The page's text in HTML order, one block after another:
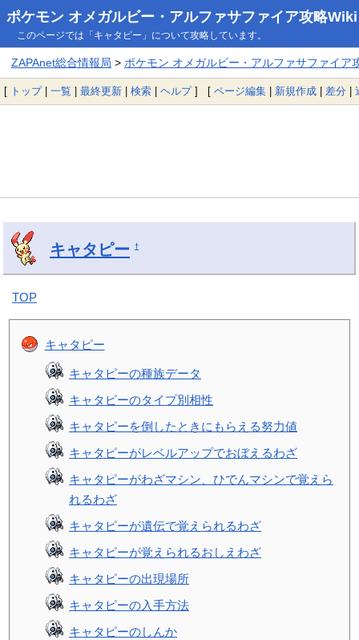
ポケモン オメガルビー・アルファサファイア攻略Wiki
このページでは「キャタピー」について攻略しています。
ZAPAnet総合情報局 > ポケモン オメガルビー・アルファサファイア
[ トップ| 一覧 | 最終更新 | 検索 | ヘルプ] [ ページ編集 | 新規作成 | 差分 |
キャタピー †
TOP
キャタピー
キャタピーの種族データ
キャタピーのタイプ別相性
キャタピーを倒したときにもらえる努力値
キャタピーがレベルアップでおぼえるわざ
キャタピーがわざマシン、ひでんマシンで覚えら
れるわざ
キャタピーが遺伝で覚えられるわざ
キャタピーが覚えられるおしえわざ
キャタピーの出現場所
キャタピーの入手方法
キャタピーのしんか